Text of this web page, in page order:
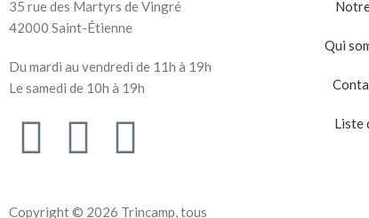
35 rue des Martyrs de Vingré
42000 Saint-Étienne
Du mardi au vendredi de 11h à 19h
Le samedi de 10h à 19h
Copyright © 2026 Trincamp, tous
Qui
Liste